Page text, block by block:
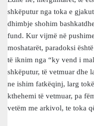
shkëputur nga toka e
dhimbje shohim
fund. Kur vijmë në
moshatarët, paradoksi
të iknim nga “ky vend i
shkëputur, të vetmuar dhe
ne ishim fatkëqinj, larg
kthehemi të vetmuar, pa
vetëm me arkivol, te toka